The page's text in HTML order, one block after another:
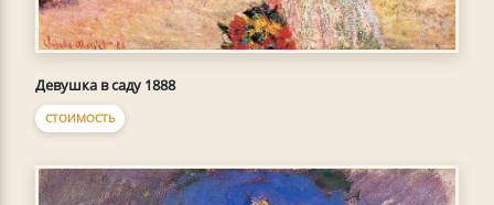
Девушка в саду 1888
СТОИМОСТЬ